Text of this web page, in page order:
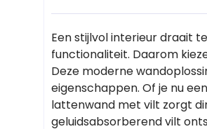
Een stijlvol interieur draait
functionaliteit. Daarom
Deze moderne
eigenschappen. Of je nu
lattenwand met vilt zorgt
geluidsabsorberend vilt